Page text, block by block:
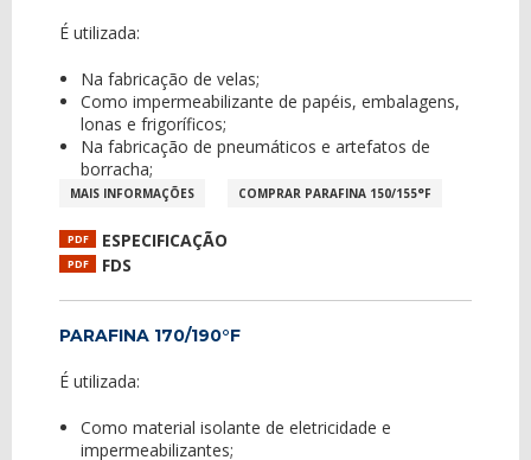
É utilizada:
Na fabricação de velas;
Como impermeabilizante de papéis, embalagens,
lonas e frigoríficos;
Na fabricação de pneumáticos e artefatos de
borracha;
MAIS INFORMAÇÕES COMPRAR PARAFINA 150/155°F
PDF ESPECIFICAÇÃO
PDF FDS
PARAFINA 170/190°F
É utilizada:
Como material isolante de eletricidade e
impermeabilizantes;